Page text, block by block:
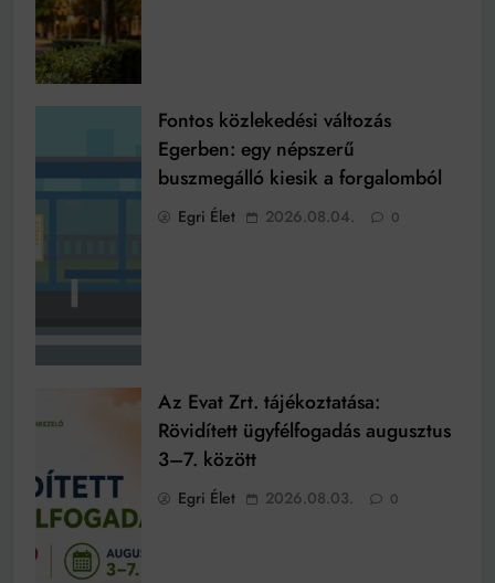
Fontos közlekedési változás
Egerben: egy népszerű
buszmegálló kiesik a forgalomból
Egri Élet 2026.08.04. 0
Az Evat Zrt. tájékoztatása:
Rövidített ügyfélfogadás augusztus
3–7. között
Egri Élet 2026.08.03. 0